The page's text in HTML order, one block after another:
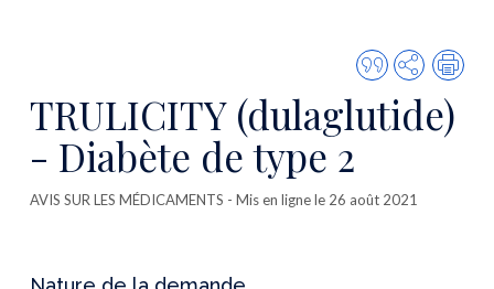
Citer
cette
publication
Partager
TRULICITY (dulaglutide)
- Diabète de type 2
AVIS SUR LES MÉDICAMENTS - Mis en ligne le 26 août 2021